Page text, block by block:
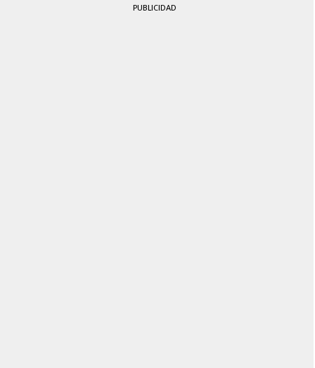
PUBLICIDAD